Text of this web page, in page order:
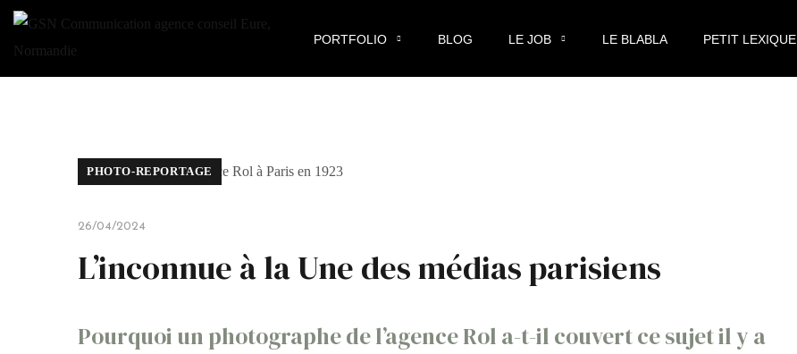
PORTFOLIO BLOG LE JOB LE BLABLA PETIT LEXIQUE
PHOTO-REPORTAGE
26/04/2024
L’inconnue à la Une des médias parisiens
Pourquoi un photographe de l’agence Rol a-t-il couvert ce sujet il y a